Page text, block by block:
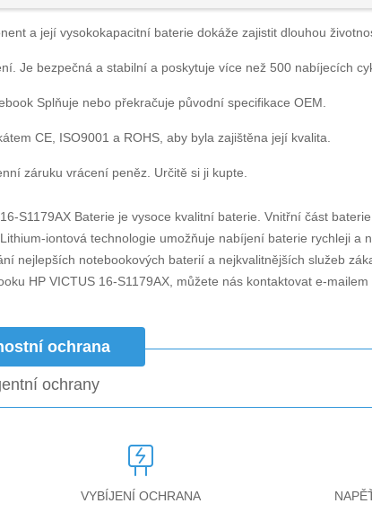
a její vysokokapacitní baterie dokáže zajistit dlouhou
Je bezpečná a stabilní a poskytuje více než 500 nabíjecích
Splňuje nebo překračuje původní specifikace OEM.
CE, ISO9001 a ROHS, aby byla zajištěna její kvalita.
záruku vrácení peněz. Určitě si ji kupte.
S1179AX Baterie je vysoce kvalitní baterie. Vnitřní část
iontová technologie umožňuje nabíjení baterie rychleji a
nejlepších notebookových baterií a nejkvalitnějších služeb
HP VICTUS 16-S1179AX , můžete nás kontaktovat e-
ochrana
ochrany
VYBÍJENÍ OCHRANA